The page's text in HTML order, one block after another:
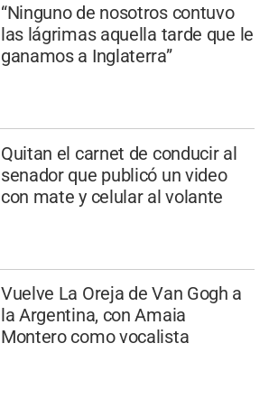
“Ninguno de nosotros contuvo
las lágrimas aquella tarde que le
ganamos a Inglaterra”
Quitan el carnet de conducir al
senador que publicó un video
con mate y celular al volante
Vuelve La Oreja de Van Gogh a
la Argentina, con Amaia
Montero como vocalista